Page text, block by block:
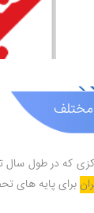
مختلف
که در طول سال
برای پایه های